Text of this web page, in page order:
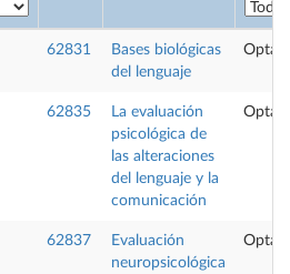
62831
Bases biológicas
del lenguaje
62835
La evaluación
psicológica de
las alteraciones
del lenguaje y la
comunicación
62837
Evaluación
neuropsicológica